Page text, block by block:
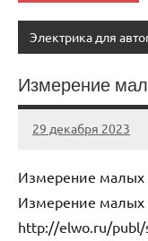
Электрика для
Измерение
29 декабря 2023
autotravel03
Нет
Измерение малых
Измерение малых
http://elwo.ru/publ/